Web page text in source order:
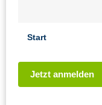
Start
Jetzt anmelden